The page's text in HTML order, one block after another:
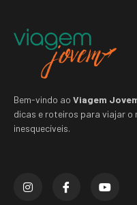
Bem-vindo ao Viagem
dicas e roteiros para viajar o
inesquecíveis.